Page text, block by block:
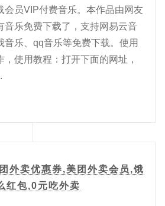
会员VIP付费音乐。本作品由网友
音乐免费下载了，支持网易云音
音乐、qq音乐等免费下载。使用
使用教程：打开下面的网址，
外卖优惠券,美团外卖会员,饿
红包,0元吃外卖